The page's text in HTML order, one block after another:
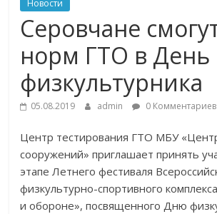
Новости
Серовчане
норм ГТО в День
физкультурника
05.08.2019 admin 0 Комментариев
Центр тестирования ГТО МБУ
сооружений» приглашает принять
этапе Летнего фестиваля
физкультурно-спортивного
и обороне», посвященного Дню